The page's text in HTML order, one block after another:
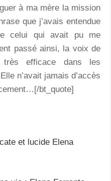
à ma mère la mission
que j’avais entendue
celui qui avait pu me
passé ainsi, la voix de
efficace dans les
n’avait jamais d’accès
bt_quote]
et lucide Elena